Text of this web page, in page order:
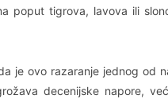
poput tigrova, lavova ili
je ovo razaranje jednog od
decenijske napore,